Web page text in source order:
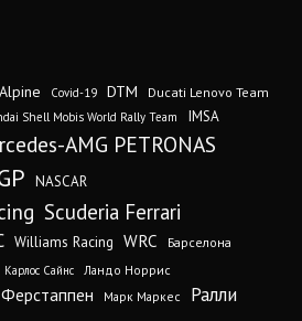
Covid-19 DTM Ducati Lenovo Team
Shell Mobis World Rally Team IMSA
AMG PETRONAS
NASCAR
Scuderia Ferrari
Williams Racing WRC
Барселона
Карлос Сайнс Ландо Норрис
Марк Маркес Ралли